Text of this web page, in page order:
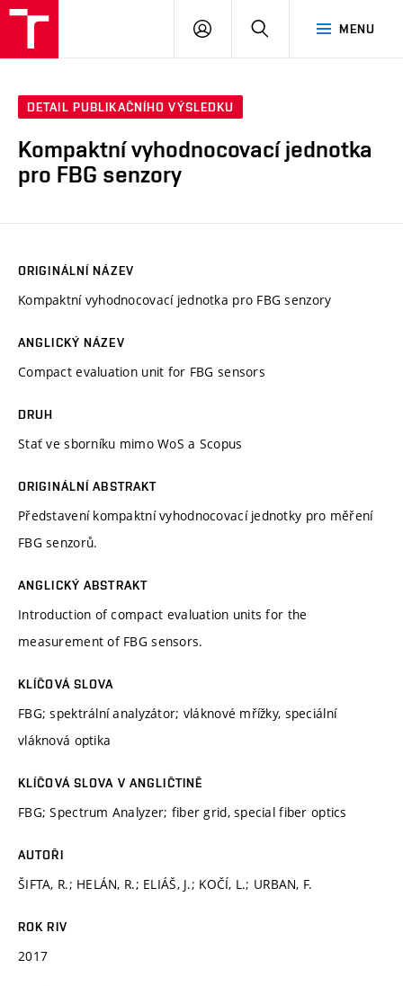
MENU
PŘIHLÁSIT
DETAIL PUBLIKAČNÍHO VÝSLEDKU
Kompaktní vyhodnocovací jednotka
pro FBG senzory
ORIGINÁLNÍ NÁZEV
Kompaktní vyhodnocovací jednotka pro FBG senzory
ANGLICKÝ NÁZEV
Compact evaluation unit for FBG sensors
DRUH
Stať ve sborníku mimo WoS a Scopus
ORIGINÁLNÍ ABSTRAKT
Představení kompaktní vyhodnocovací jednotky pro měření
FBG senzorů.
ANGLICKÝ ABSTRAKT
Introduction of compact evaluation units for the
measurement of FBG sensors.
KLÍČOVÁ SLOVA
FBG; spektrální analyzátor; vláknové mřížky, speciální
vláknová optika
KLÍČOVÁ SLOVA V ANGLIČTINĚ
FBG; Spectrum Analyzer; fiber grid, special fiber optics
AUTOŘI
ŠIFTA, R.; HELÁN, R.; ELIÁŠ, J.; KOČÍ, L.; URBAN, F.
ROK RIV
2017